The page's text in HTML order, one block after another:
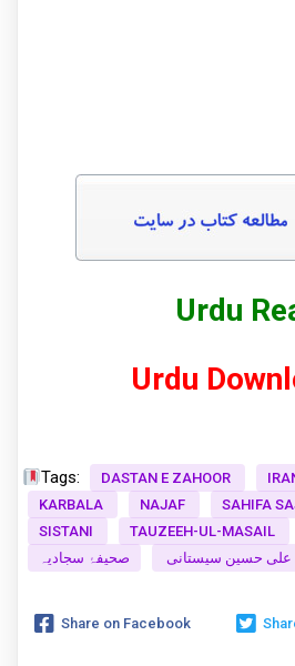
Urdu
Urdu
Tags: DASTAN E ZAHOOR
KARBALA
NAJAF SAHIFA
SISTANI
TAUZEEH-UL-MASAIL
علی حسین سیستانی صحیفۂ سجادیہ
Share on Facebook